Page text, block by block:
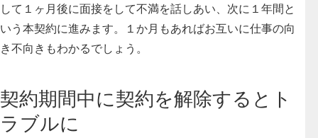
して１ヶ月後に面接をして不満を話しあい、次に１年間と
いう本契約に進みます。１か月もあればお互いに仕事の向
き不向きもわかるでしょう。
契約期間中に契約を解除するとト
ラブルに